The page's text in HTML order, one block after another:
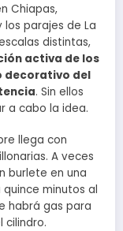
Chiapas,
parajes de La
distintas,
activa de los
decorativo del
. Sin ellos
a cabo la idea.
llega con
A veces
burlete en una
minutos al
habrá gas para
cilindro.